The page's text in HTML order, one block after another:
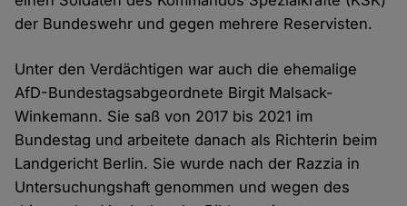
der Bundeswehr und gegen mehrere Reservisten.
Unter den Verdächtigen war auch die ehemalige
AfD-Bundestagsabgeordnete Birgit Malsack-
Winkemann. Sie saß von 2017 bis 2021 im
Bundestag und arbeitete danach als Richterin beim
Landgericht Berlin. Sie wurde nach der Razzia in
Untersuchungshaft genommen und wegen des